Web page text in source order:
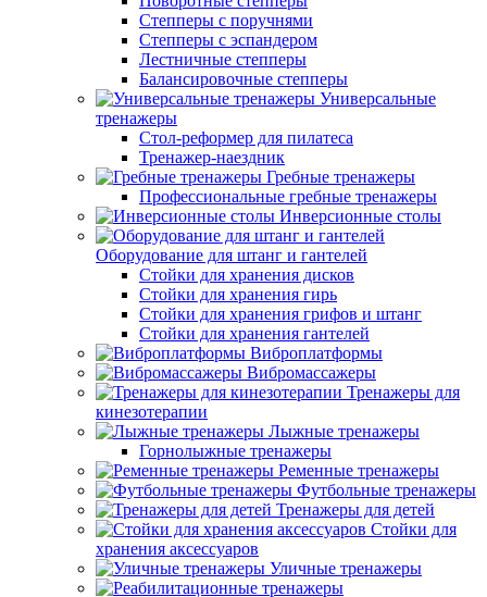
Степперы с поручнями
Степперы с эспандером
Лестничные степперы
Балансировочные степперы
Универсальные
тренажеры
Стол-реформер для пилатеса
Тренажер-наездник
Гребные тренажеры
Профессиональные гребные тренажеры
Инверсионные столы
Оборудование для штанг и гантелей
Стойки для хранения дисков
Стойки для хранения гирь
Стойки для хранения грифов и штанг
Стойки для хранения гантелей
Виброплатформы
Вибромассажеры
Тренажеры для
кинезотерапии
Лыжные тренажеры
Горнолыжные тренажеры
Ременные тренажеры
Футбольные тренажеры
Тренажеры для детей
Стойки для
хранения аксессуаров
Уличные тренажеры